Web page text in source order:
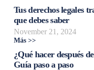
Tus derechos legales
que debes saber
November 21, 2024
Más >>
¿Qué hacer después
Guía paso a paso